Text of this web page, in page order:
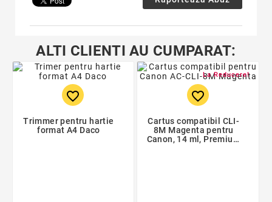
ALTI CLIENTI AU CUMPARAT:
favorite_border
Trimmer pentru hartie
format A4 Daco
La Reducere!
favorite_border
Cartus compatibil CLI-
8M Magenta pentru
Canon, 14 ml, Premium